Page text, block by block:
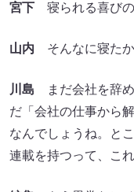
宮下 寝られる喜び
山内 そんなに寝たか
川島 まだ会社を辞め
だ「会社の仕事から
なんでしょうね。と
連載を持つって、こ